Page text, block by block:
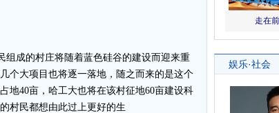
成的村庄将随着蓝色硅谷的建设而迎来重
个大项目也将逐一落地，随之而来的是这个
地40亩，哈工大也将在该村征地60亩建设科
村民都想由此过上更好的生